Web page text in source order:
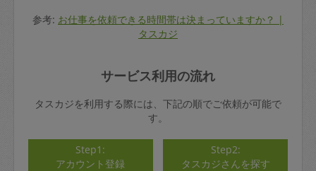
参考: お仕事を依頼できる時間帯は決まっていますか？ |
タスカジ
サービス利用の流れ
タスカジを利用する際には、下記の順でご依頼が可能で
す。
Step1:
アカウント登録
Step2:
タスカジさんを探す